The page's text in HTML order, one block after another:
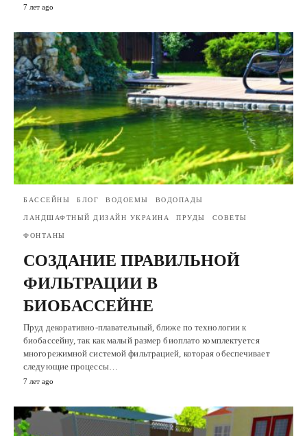
7 лет ago
БАССЕЙНЫ БЛОГ ВОДОЕМЫ ВОДОПАДЫ
ЛАНДШАФТНЫЙ ДИЗАЙН УКРАИНА ПРУДЫ СОВЕТЫ
ФОНТАНЫ
СОЗДАНИЕ ПРАВИЛЬНОЙ
ФИЛЬТРАЦИИ В
БИОБАССЕЙНЕ
Пруд декоративно-плавательный, ближе по технологии к
биобассейну, так как малый размер биоплато комплектуется
многорежимной системой фильтрацией, которая обеспечивает
следующие процессы…
7 лет ago